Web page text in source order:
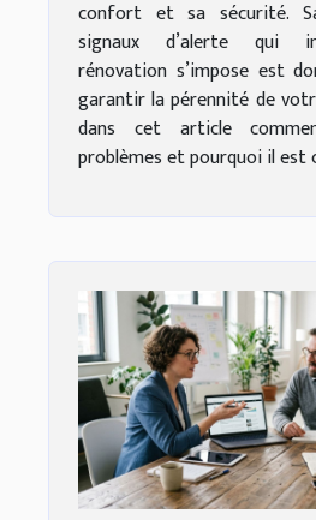
confort et sa sécurité.
signaux d’alerte qui
rénovation s’impose est
garantir la pérennité de
dans cet article
problèmes et pourquoi il est